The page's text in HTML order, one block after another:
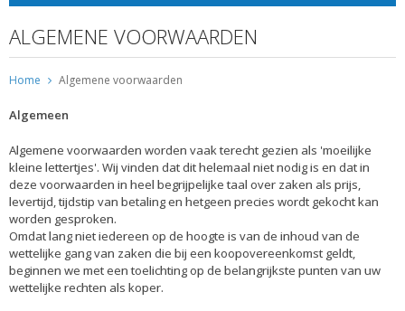
ALGEMENE VOORWAARDEN
Home Algemene voorwaarden
Algemeen
Algemene voorwaarden worden vaak terecht gezien als 'moeilijke
kleine lettertjes'. Wij vinden dat dit helemaal niet nodig is en dat in
deze voorwaarden in heel begrijpelijke taal over zaken als prijs,
levertijd, tijdstip van betaling en hetgeen precies wordt gekocht kan
worden gesproken.
Omdat lang niet iedereen op de hoogte is van de inhoud van de
wettelijke gang van zaken die bij een koopovereenkomst geldt,
beginnen we met een toelichting op de belangrijkste punten van uw
wettelijke rechten als koper.